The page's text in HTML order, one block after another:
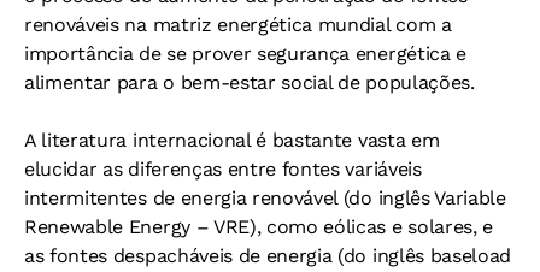
renováveis na matriz energética mundial com a
importância de se prover segurança energética e
alimentar para o bem-estar social de populações.
A literatura internacional é bastante vasta em
elucidar as diferenças entre fontes variáveis
intermitentes de energia renovável (do inglês Variable
Renewable Energy – VRE), como eólicas e solares, e
as fontes despacháveis de energia (do inglês baseload